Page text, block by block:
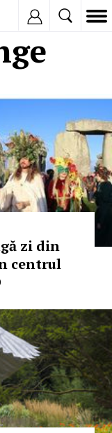
zi din
centrul